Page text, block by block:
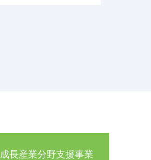
成長産業分野支援事業